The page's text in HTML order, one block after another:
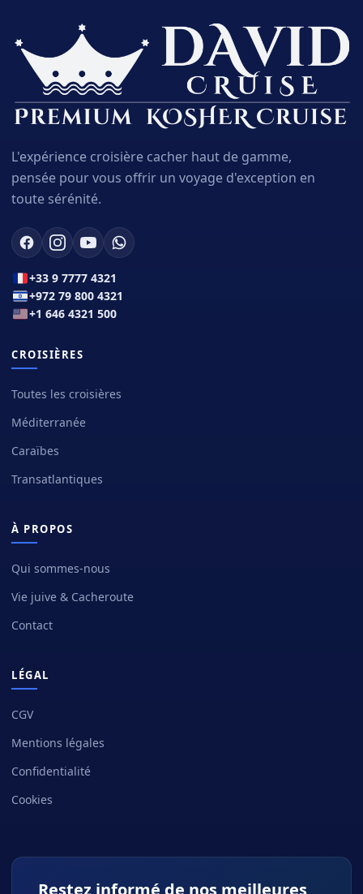
L'expérience croisière cacher haut de gamme,
pensée pour vous offrir un voyage d'exception en
toute sérénité.
+33 9 7777 4321
+972 79 800 4321
+1 646 4321 500
CROISIÈRES
Toutes les croisières
Méditerranée
Caraïbes
Transatlantiques
À PROPOS
Qui sommes-nous
Vie juive & Cacheroute
Contact
LÉGAL
CGV
Mentions légales
Confidentialité
Cookies
Restez informé de nos meilleures